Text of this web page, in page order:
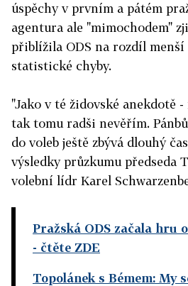
úspěchy v prvním a pátém
agentura ale "mimochodem"
přiblížila ODS na rozdíl menší
statistické chyby.
"Jako v té židovské anekdotě -
tak tomu radši nevěřím.
do voleb ještě zbývá dlouhý
výsledky průzkumu předseda
volební lídr Karel
Pražská ODS začala hru
- čtěte ZDE
Topolánek s Bémem: My